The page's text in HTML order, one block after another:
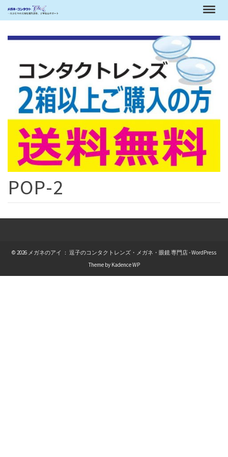
POP-2
© 2026 メガネのアイ ： 逗子のコンタクトレンズ・メガネ・眼鏡 専門店 - WordPress
Theme by Kadence WP